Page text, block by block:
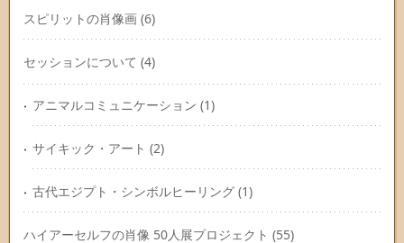
スピリットの肖像画 (6)
セッションについて (4)
アニマルコミュニケーション (1)
サイキック・アート (2)
古代エジプト・シンボルヒーリング (1)
ハイアーセルフの肖像 50人展プロジェクト (55)